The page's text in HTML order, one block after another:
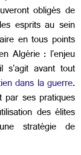
obligés de
esprits au sein
en tous points
Algérie : l'enjeu
s'agit avant tout
dans la guerre.
par ses pratiques
des élites
stratégie de